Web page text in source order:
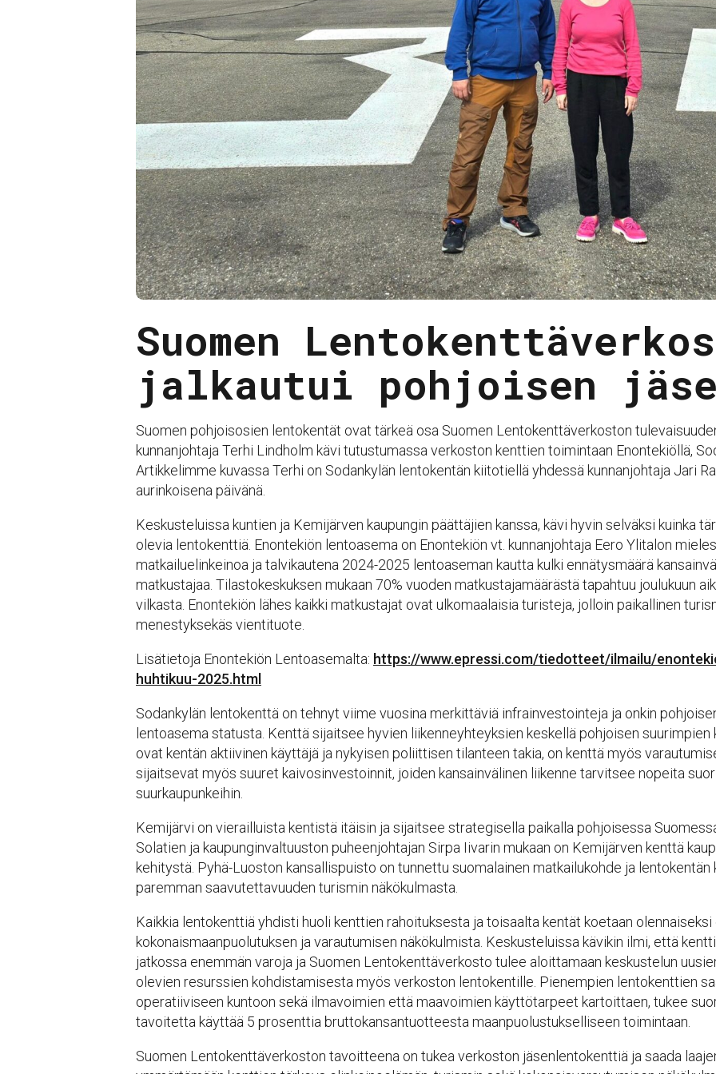
Suomen
jalkautui pohjoisen
Suomen pohjoisosien lentokentät ovat tärkeä osa Suomen Lentokenttäverkoston
kunnanjohtaja Terhi Lindholm kävi tutustumassa verkoston kenttien toimintaan Enontekiöllä,
Artikkelimme kuvassa Terhi on Sodankylän lentokentän kiitotiellä yhdessä kunnanjohtaja Jari
aurinkoisena päivänä.
Keskusteluissa kuntien ja Kemijärven kaupungin päättäjien kanssa, kävi hyvin selväksi kuinka
olevia lentokenttiä. Enontekiön lentoasema on Enontekiön vt. kunnanjohtaja Eero Ylitalon
matkailuelinkeinoa ja talvikautena 2024-2025 lentoaseman kautta kulki ennätysmäärä
matkustajaa. Tilastokeskuksen mukaan 70% vuoden matkustajamäärästä tapahtuu joulukuun
vilkasta. Enontekiön lähes kaikki matkustajat ovat ulkomaalaisia turisteja, jolloin paikallinen
menestyksekäs vientituote.
Lisätietoja Enontekiön Lentoasemalta: https://www.epressi.com/tiedotteet/ilmailu/
huhtikuu-2025.html
Sodankylän lentokenttä on tehnyt viime vuosina merkittäviä infrainvestointeja ja onkin
lentoasema statusta. Kenttä sijaitsee hyvien liikenneyhteyksien keskellä pohjoisen
ovat kentän aktiivinen käyttäjä ja nykyisen poliittisen tilanteen takia, on kenttä myös
sijaitsevat myös suuret kaivosinvestoinnit, joiden kansainvälinen liikenne tarvitsee nopeita
suurkaupunkeihin.
Kemijärvi on vierailluista kentistä itäisin ja sijaitsee strategisella paikalla pohjoisessa
Solatien ja kaupunginvaltuuston puheenjohtajan Sirpa Iivarin mukaan on Kemijärven kenttä
kehitystä. Pyhä-Luoston kansallispuisto on tunnettu suomalainen matkailukohde ja
paremman saavutettavuuden turismin näkökulmasta.
Kaikkia lentokenttiä yhdisti huoli kenttien rahoituksesta ja toisaalta kentät koetaan
kokonaismaanpuolutuksen ja varautumisen näkökulmista. Keskusteluissa kävikin ilmi, että
jatkossa enemmän varoja ja Suomen Lentokenttäverkosto tulee aloittamaan keskustelun
olevien resurssien kohdistamisesta myös verkoston lentokentille. Pienempien lentokenttien
operatiiviseen kuntoon sekä ilmavoimien että maavoimien käyttötarpeet kartoittaen, tukee
tavoitetta käyttää 5 prosenttia bruttokansantuotteesta maanpuolustukselliseen toimintaan.
Suomen Lentokenttäverkoston tavoitteena on tukea verkoston jäsenlentokenttiä ja saada